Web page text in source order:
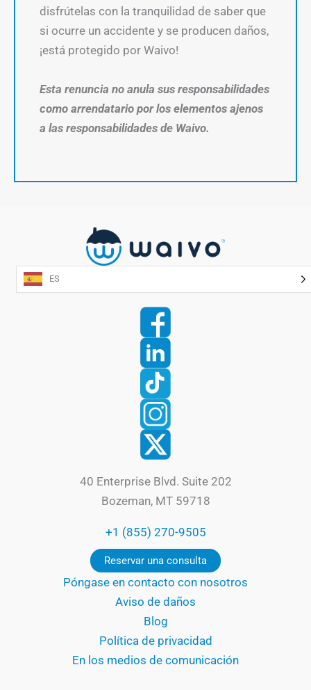
disfrútelas con la tranquilidad de saber que
si ocurre un accidente y se producen daños,
¡está protegido por Waivo!
Esta renuncia no anula sus responsabilidades
como arrendatario por los elementos ajenos
a las responsabilidades de Waivo.
ES
40 Enterprise Blvd. Suite 202
Bozeman, MT 59718
+1 (855) 270-9505
Reservar una consulta
Póngase en contacto con nosotros
Aviso de daños
Blog
Política de privacidad
En los medios de comunicación